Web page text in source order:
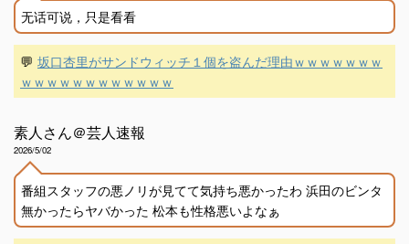
无话可说，只是看看
💬 坂口杏里がサンドウィッチ１個を盗んだ理由ｗｗｗｗｗｗｗ
ｗｗｗｗｗｗｗｗｗｗｗｗ
素人さん＠芸人速報
2026/5/02
番組スタッフの悪ノリが見てて気持ち悪かったわ 浜田のビンタ
無かったらヤバかった 松本も性格悪いよなぁ